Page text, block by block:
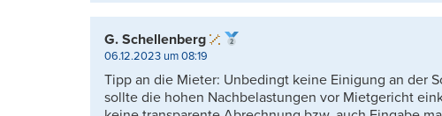
G. Schellenberg
06.12.2023 um 08:19
Tipp an die Mieter: Unbedingt keine Einigung an der
sollte die hohen Nachbelastungen vor Mietgericht